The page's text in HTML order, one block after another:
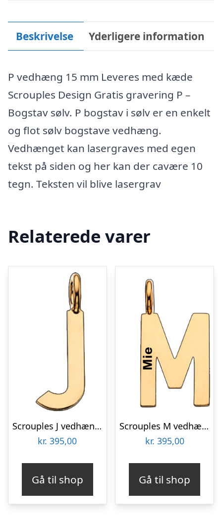
Beskrivelse Yderligere information
P vedhæng 15 mm Leveres med kæde
Scrouples Design Gratis gravering P –
Bogstav sølv. P bogstav i sølv er en enkelt
og flot sølv bogstave vedhæng.
Vedhænget kan lasergraves med egen
tekst på siden og her kan der cavære 10
tegn. Teksten vil blive lasergrav
Relaterede varer
Scrouples J vedhæng forgyldt inkl. kæde
kr. 395,00
Gå til shop
Scrouples M vedhæng forgyldt inkl. kæde
kr. 395,00
Gå til shop